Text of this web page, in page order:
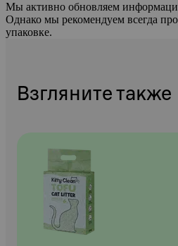
Мы активно обновляем
Однако мы рекомендуем всегда
упаковке.
Взгляните также